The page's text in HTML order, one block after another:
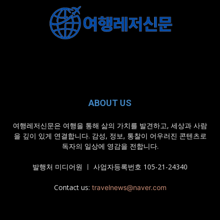
ABOUT US
여행레저신문은 여행을 통해 삶의 가치를 발견하고, 세상과 사람
을 깊이 있게 연결합니다. 감성, 정보, 통찰이 어우러진 콘텐츠로
독자의 일상에 영감을 전합니다.
발행처 미디어원 ㅣ 사업자등록번호 105-21-24340
Contact us: travelnews@naver.com